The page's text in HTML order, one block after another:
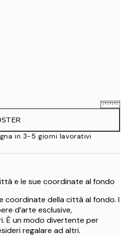
31,95 €
41,95 €
in 3-5 giorni lavorativi
e le sue coordinate al fondo
coordinate della città al fondo. I
d’arte esclusive,
È un modo divertente per
regalare ad altri.